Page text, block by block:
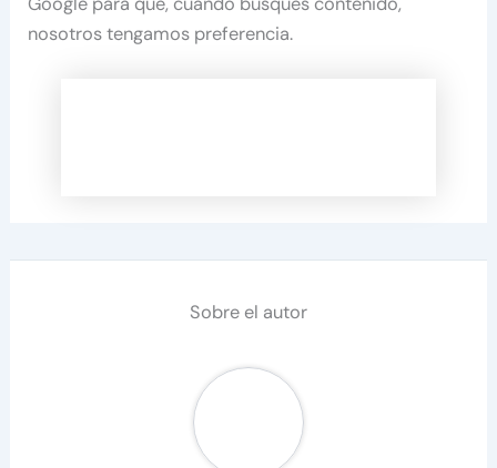
nosotros tengamos preferencia.
Sobre el autor